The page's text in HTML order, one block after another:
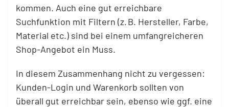
kommen. Auch eine gut erreichbare
Suchfunktion mit Filtern (z. B. Hersteller, Farbe,
Material etc.) sind bei einem umfangreicheren
Shop-Angebot ein Muss.
In diesem Zusammenhang nicht zu vergessen:
Kunden-Login und Warenkorb sollten von
überall gut erreichbar sein, ebenso wie ggf. eine